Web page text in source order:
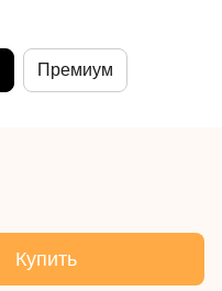
Премиум
Купить